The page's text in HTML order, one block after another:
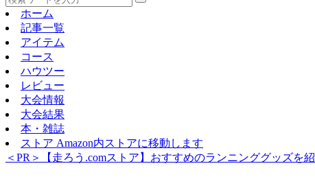
ホーム
記事一覧
アイテム
コース
ハウツー
レビュー
大会情報
大会結果
本・雑誌
ストア Amazon内ストアに移動します
＜PR＞【走ろう.comストア】おすすめのランニンググッズを